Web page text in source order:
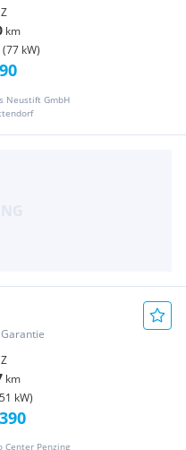
km
(77 kW)
Neustift GmbH
km
kW)
Center Penzing